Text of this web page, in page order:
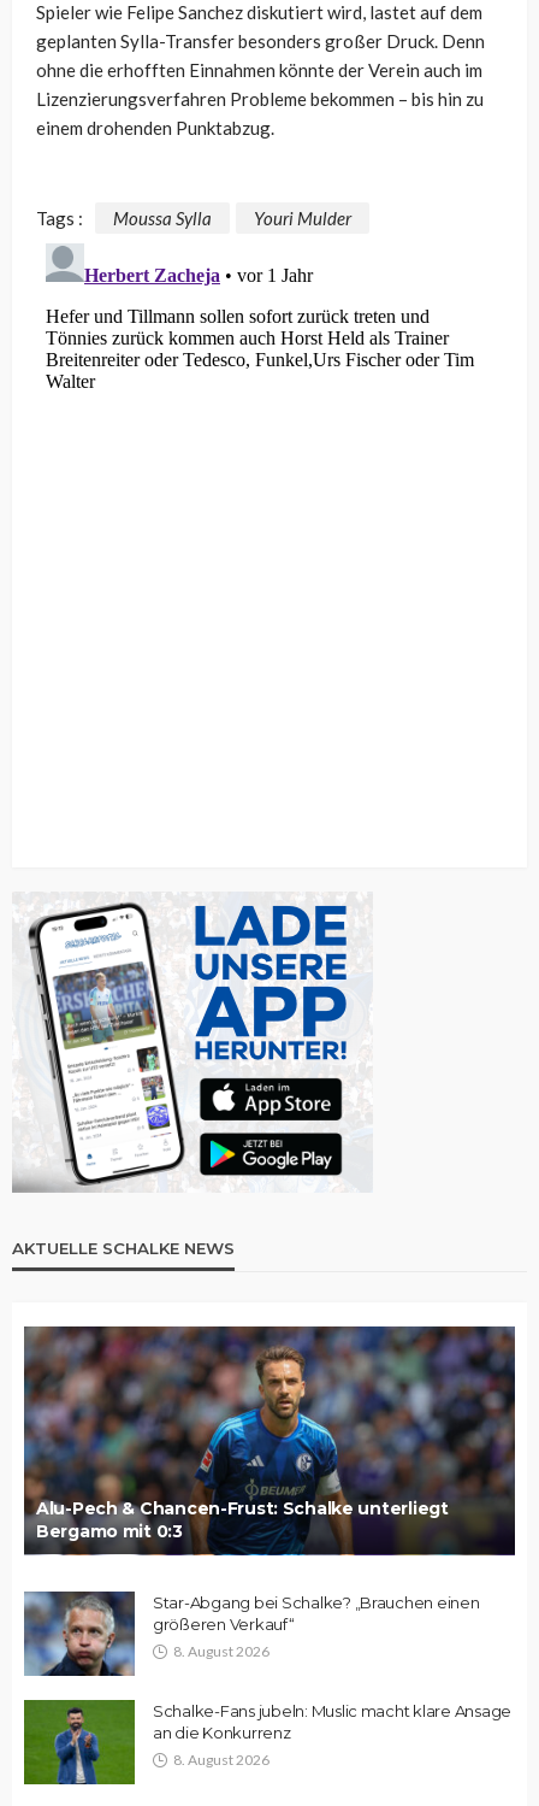
Spieler wie Felipe Sanchez diskutiert wird, lastet auf dem
geplanten Sylla-Transfer besonders großer Druck. Denn
ohne die erhofften Einnahmen könnte der Verein auch im
Lizenzierungsverfahren Probleme bekommen – bis hin zu
einem drohenden Punktabzug.
Tags : Moussa Sylla Youri Mulder
AKTUELLE SCHALKE NEWS
Alu-Pech & Chancen-Frust: Schalke unterliegt
Bergamo mit 0:3
Star-Abgang bei Schalke? „Brauchen einen
größeren Verkauf“
8. August 2026
Schalke-Fans jubeln: Muslic macht klare Ansage
an die Konkurrenz
8. August 2026